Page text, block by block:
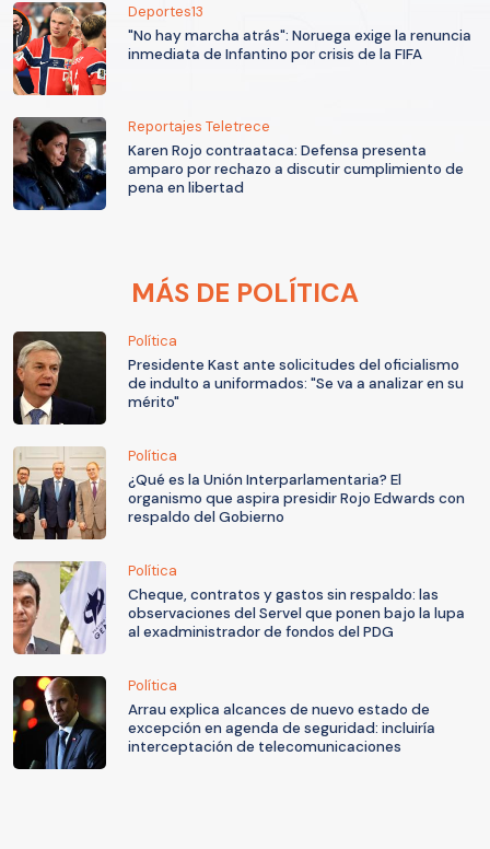
Deportes13
"No hay marcha atrás": Noruega exige la renuncia
inmediata de Infantino por crisis de la FIFA
Reportajes Teletrece
Karen Rojo contraataca: Defensa presenta
amparo por rechazo a discutir cumplimiento de
pena en libertad
MÁS DE POLÍTICA
Política
Presidente Kast ante solicitudes del oficialismo
de indulto a uniformados: "Se va a analizar en su
mérito"
Política
¿Qué es la Unión Interparlamentaria? El
organismo que aspira presidir Rojo Edwards con
respaldo del Gobierno
Política
Cheque, contratos y gastos sin respaldo: las
observaciones del Servel que ponen bajo la lupa
al exadministrador de fondos del PDG
Política
Arrau explica alcances de nuevo estado de
excepción en agenda de seguridad: incluiría
interceptación de telecomunicaciones